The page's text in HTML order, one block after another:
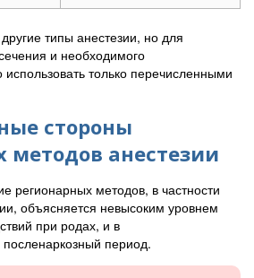
типы анестезии, но для
и необходимого
только перечисленными
стороны
методов анестезии
регионарных методов, в частности
объясняется невысоким уровнем
при родах, и в
период.